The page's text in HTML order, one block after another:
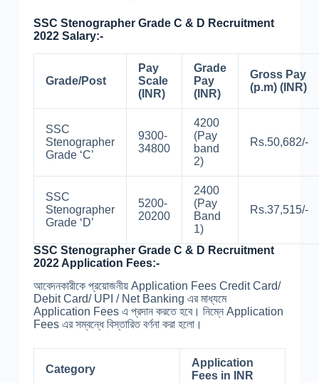
SSC Stenographer Grade C & D Recruitment
2022 Salary:-
Grade/Post
Pay
Scale
(INR)
Grade
Pay
(INR)
Gross Pay
(p.m) (INR)
SSC
Stenographer
Grade ‘C’
9300-
34800
4200
(Pay
band
2)
Rs.50,682/-
SSC
Stenographer
Grade ‘D’
5200-
20200
2400
(Pay
Band
1)
Rs.37,515/-
SSC Stenographer Grade C & D Recruitment
2022 Application Fees:-
আবেদনকারীকে প্রয়োজনীয় Application Fees Credit Card/
Debit Card/ UPI / Net Banking এর মাধ্যমে
Application Fees এ প্রদান করতে হবে। নিম্নে Application
Fees এর সম্বন্ধে বিস্তারিত বর্ণনা করা হলো।
Category
Application
Fees in INR